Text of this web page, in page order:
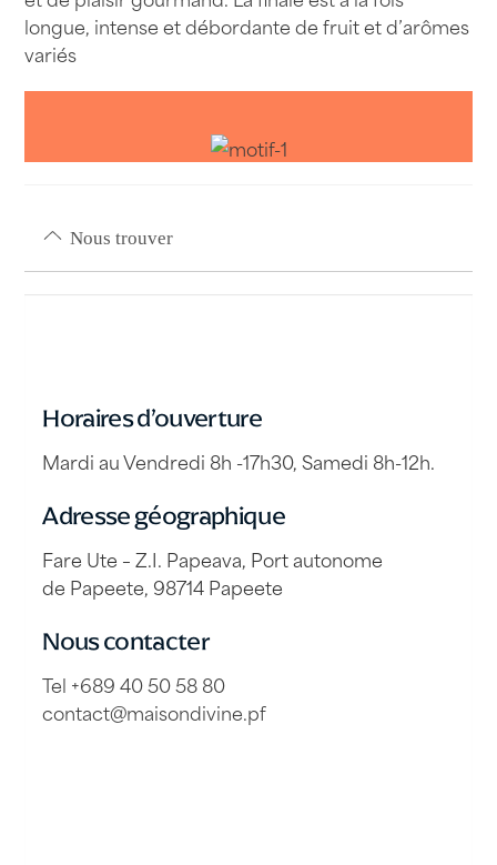
longue, intense et débordante de fruit et d’arômes
variés
Nous trouver
Horaires d’ouverture
Mardi au Vendredi 8h -17h30, Samedi 8h-12h.
Adresse géographique
Fare Ute – Z.I. Papeava, Port autonome
de Papeete, 98714 Papeete
Nous contacter
Tel +689 40 50 58 80
contact@maisondivine.pf